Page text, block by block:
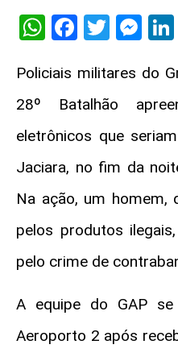
WhatsApp
Policiais militares do
28º Batalhão
eletrônicos que
Jaciara, no fim da
Na ação, um homem,
pelos produtos
pelo crime de
A equipe do GAP
Aeroporto 2 após